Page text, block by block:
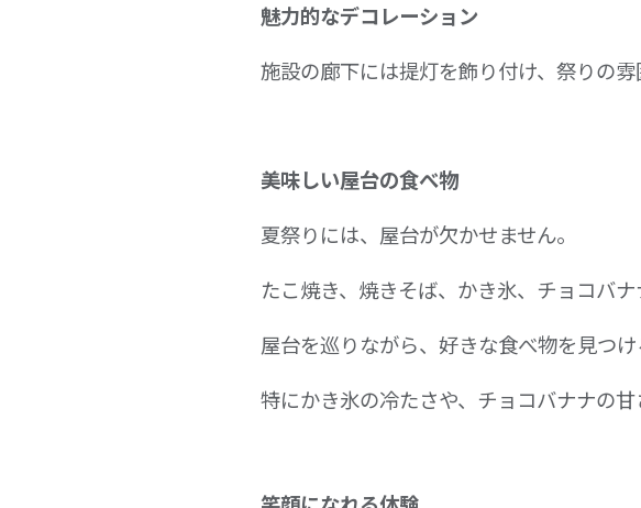
魅力的なデコレーション
施設の廊下には提灯を飾り付け、祭りの雰
美味しい屋台の食べ物
夏祭りには、屋台が欠かせません。
たこ焼き、焼きそば、かき氷、チョコバ
屋台を巡りながら、好きな食べ物を見つ
特にかき氷の冷たさや、チョコバナナの